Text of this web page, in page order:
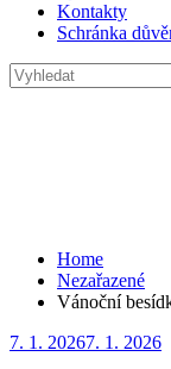
Kontakty
Schránka
Search
for:
Home
Nezařazené
Vánoční
Posted
7. 1. 20267. 1. 2026